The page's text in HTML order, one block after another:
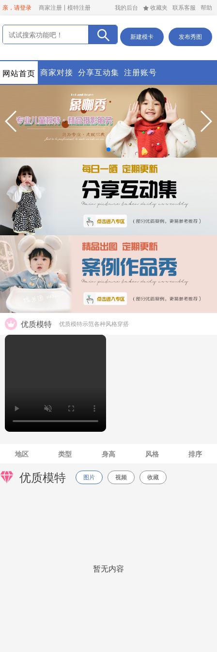
亲，请登录 商家注册 模特注册 我的后台 收藏夹 联系客服 帮助
新建模卡 发布秀图
网站首页 商家对接 分享互动集 注册账号
优质模特 优质模特示范各种风格穿搭
地区 类型 身高 风格 排序
优质模特 图片 视频 收藏
暂无内容